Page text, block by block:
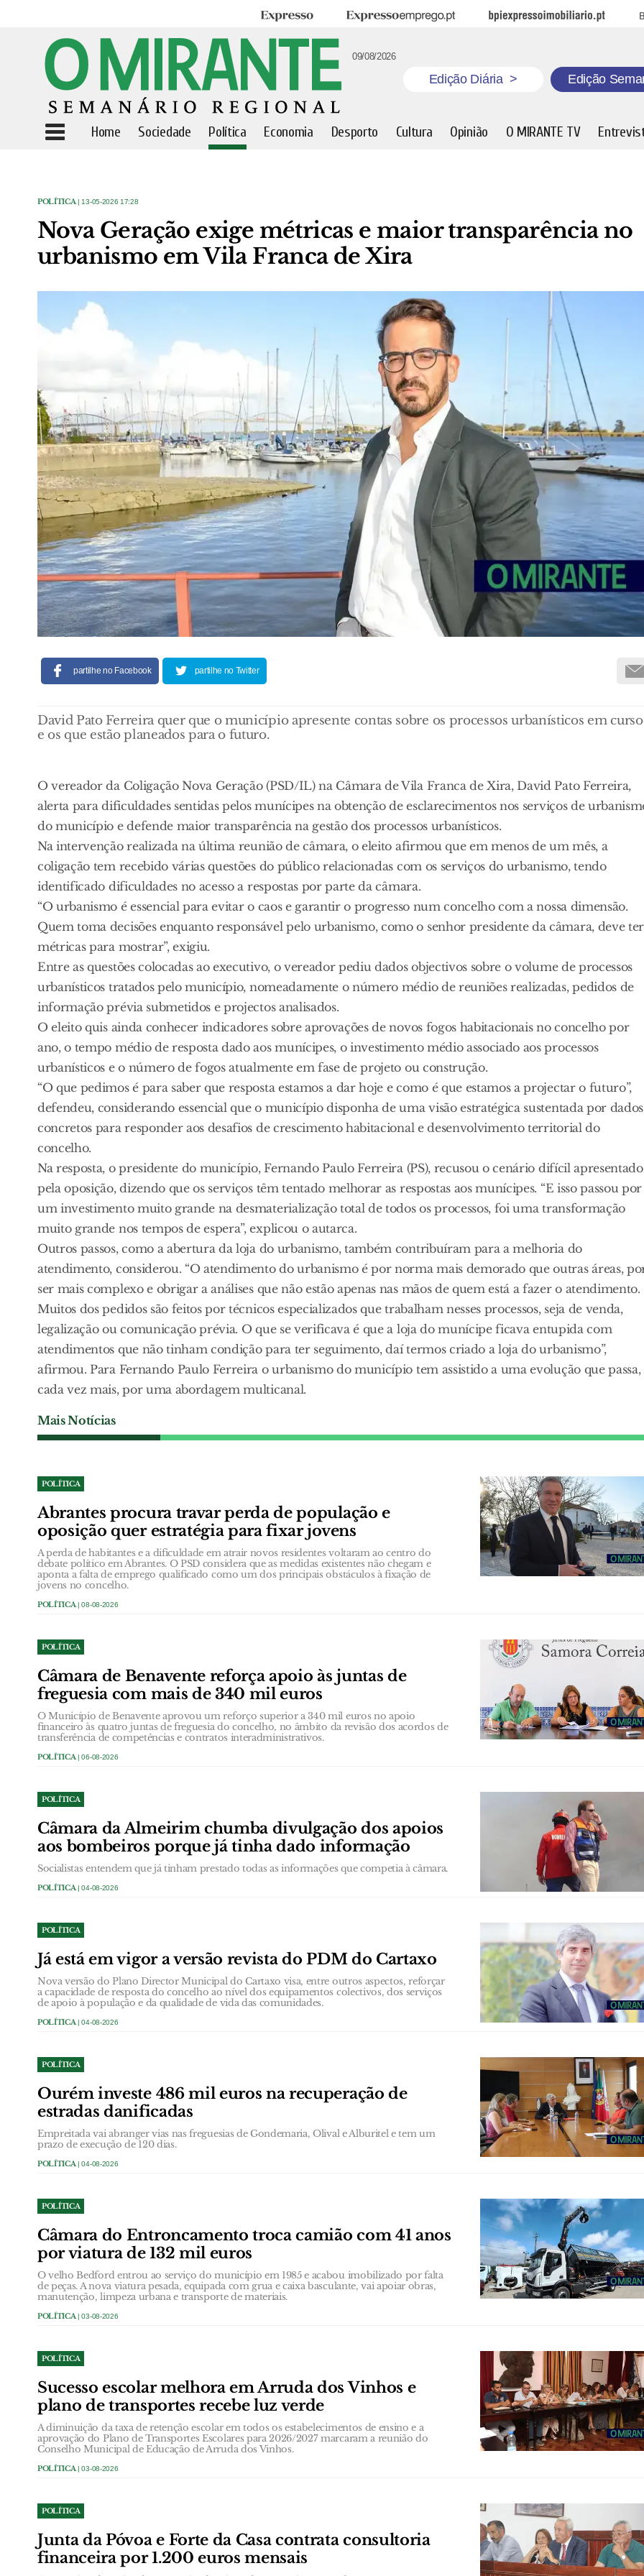
Expresso Expresso Emprego BPI Expresso Imobiliário
09/08/2026
Edição Diária > Edição
Home Sociedade Política Economia Desporto Cultura Opinião O MIRANTE TV
POLÍTICA | 13-05-2026 17:28
Nova Geração exige métricas e maior transparência no
urbanismo em Vila Franca de Xira
partilhe no Facebook partilhe no Twitter
David Pato Ferreira quer que o município apresente contas sobre os processos urbanísticos em curso
e os que estão planeados para o futuro.
O vereador da Coligação Nova Geração (PSD/IL) na Câmara de Vila Franca de Xira, David Pato Ferreira,
alerta para dificuldades sentidas pelos munícipes na obtenção de esclarecimentos nos serviços de
do município e defende maior transparência na gestão dos processos urbanísticos.
Na intervenção realizada na última reunião de câmara, o eleito afirmou que em menos de um mês, a
coligação tem recebido várias questões do público relacionadas com os serviços do urbanismo, tendo
identificado dificuldades no acesso a respostas por parte da câmara.
“O urbanismo é essencial para evitar o caos e garantir o progresso num concelho com a nossa dimensão.
Quem toma decisões enquanto responsável pelo urbanismo, como o senhor presidente da câmara, deve ter
métricas para mostrar”, exigiu.
Entre as questões colocadas ao executivo, o vereador pediu dados objectivos sobre o volume de processos
urbanísticos tratados pelo município, nomeadamente o número médio de reuniões realizadas, pedidos de
informação prévia submetidos e projectos analisados.
O eleito quis ainda conhecer indicadores sobre aprovações de novos fogos habitacionais no concelho por
ano, o tempo médio de resposta dado aos munícipes, o investimento médio associado aos processos
urbanísticos e o número de fogos atualmente em fase de projeto ou construção.
“O que pedimos é para saber que resposta estamos a dar hoje e como é que estamos a projectar o futuro”,
defendeu, considerando essencial que o município disponha de uma visão estratégica sustentada por dados
concretos para responder aos desafios de crescimento habitacional e desenvolvimento territorial do
concelho.
Na resposta, o presidente do município, Fernando Paulo Ferreira (PS), recusou o cenário difícil apresentado
pela oposição, dizendo que os serviços têm tentado melhorar as respostas aos munícipes. “E isso passou por
um investimento muito grande na desmaterialização total de todos os processos, foi uma transformação
muito grande nos tempos de espera”, explicou o autarca.
Outros passos, como a abertura da loja do urbanismo, também contribuíram para a melhoria do
atendimento, considerou. “O atendimento do urbanismo é por norma mais demorado que outras áreas,
ser mais complexo e obrigar a análises que não estão apenas nas mãos de quem está a fazer o atendimento.
Muitos dos pedidos são feitos por técnicos especializados que trabalham nesses processos, seja de venda,
legalização ou comunicação prévia. O que se verificava é que a loja do munícipe ficava entupida com
atendimentos que não tinham condição para ter seguimento, daí termos criado a loja do urbanismo”,
afirmou. Para Fernando Paulo Ferreira o urbanismo do município tem assistido a uma evolução que passa,
cada vez mais, por uma abordagem multicanal.
Mais Notícias
POLÍTICA
Abrantes procura travar perda de população e
oposição quer estratégia para fixar jovens
A perda de habitantes e a dificuldade em atrair novos residentes voltaram ao centro do
debate político em Abrantes. O PSD considera que as medidas existentes não chegam e
aponta a falta de emprego qualificado como um dos principais obstáculos à fixação de
jovens no concelho.
POLÍTICA | 08-08-2026
POLÍTICA
Câmara de Benavente reforça apoio às juntas de
freguesia com mais de 340 mil euros
O Município de Benavente aprovou um reforço superior a 340 mil euros no apoio
financeiro às quatro juntas de freguesia do concelho, no âmbito da revisão dos acordos de
transferência de competências e contratos interadministrativos.
POLÍTICA | 06-08-2026
POLÍTICA
Câmara da Almeirim chumba divulgação dos apoios
aos bombeiros porque já tinha dado informação
Socialistas entendem que já tinham prestado todas as informações que competia à câmara.
POLÍTICA | 04-08-2026
POLÍTICA
Já está em vigor a versão revista do PDM do Cartaxo
Nova versão do Plano Director Municipal do Cartaxo visa, entre outros aspectos, reforçar
a capacidade de resposta do concelho ao nível dos equipamentos colectivos, dos serviços
de apoio à população e da qualidade de vida das comunidades.
POLÍTICA | 04-08-2026
POLÍTICA
Ourém investe 486 mil euros na recuperação de
estradas danificadas
Empreitada vai abranger vias nas freguesias de Gondemaria, Olival e Alburitel e tem um
prazo de execução de 120 dias.
POLÍTICA | 04-08-2026
POLÍTICA
Câmara do Entroncamento troca camião com 41 anos
por viatura de 132 mil euros
O velho Bedford entrou ao serviço do município em 1985 e acabou imobilizado por falta
de peças. A nova viatura pesada, equipada com grua e caixa basculante, vai apoiar obras,
manutenção, limpeza urbana e transporte de materiais.
POLÍTICA | 03-08-2026
POLÍTICA
Sucesso escolar melhora em Arruda dos Vinhos e
plano de transportes recebe luz verde
A diminuição da taxa de retenção escolar em todos os estabelecimentos de ensino e a
aprovação do Plano de Transportes Escolares para 2026/2027 marcaram a reunião do
Conselho Municipal de Educação de Arruda dos Vinhos.
POLÍTICA | 03-08-2026
POLÍTICA
Junta da Póvoa e Forte da Casa contrata consultoria
financeira por 1.200 euros mensais